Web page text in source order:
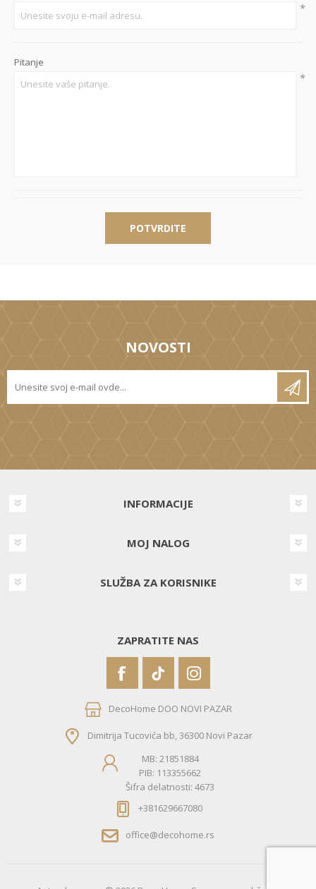
*
Pitanje
*
POTVRDITE
NOVOSTI
INFORMACIJE
MOJ NALOG
SLUŽBA ZA KORISNIKE
ZAPRATITE NAS
DecoHome DOO NOVI PAZAR
Dimitrija Tucovića bb, 36300 Novi Pazar
MB: 21851884
PIB: 113355662
Šifra delatnosti: 4673
+381629667080
office@decohome.rs